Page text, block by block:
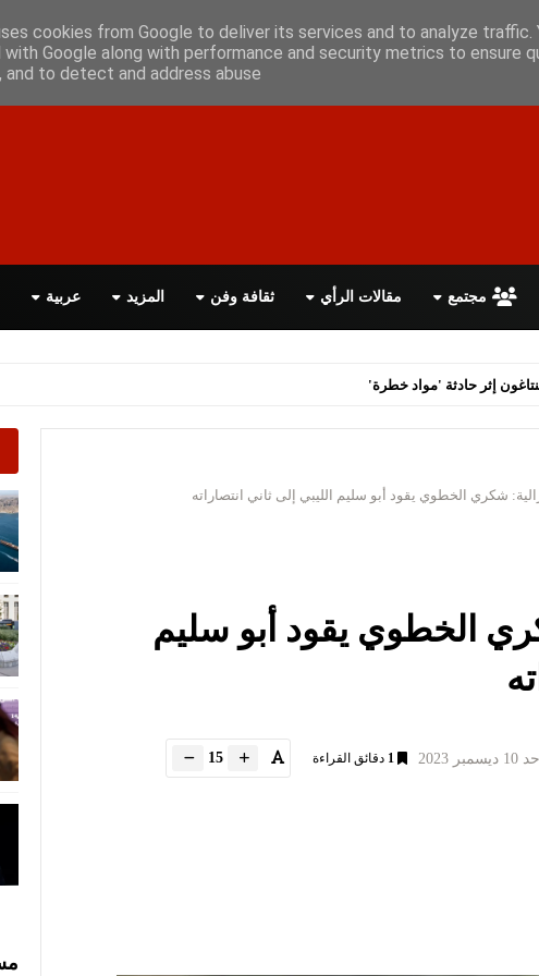
أعلن معانا اتصل بنا اقرأ الصحيفة PDF
مجتمع مقالات الرأي ثقافة وفن المزيد عربية
إثر حادثة 'مواد خطرة'
تتصدر الانتخابات التشريعية
شكري الخطوي يقود أبو سليم الليبي إلى ثاني انتصاراته
الخطوي يقود أبو سليم
2023
1 دقائق القراءة 15
cookies from Google to deliver its services and to analyze traffic.
with Google along with performance and security metrics to ensure
to detect and address abuse.